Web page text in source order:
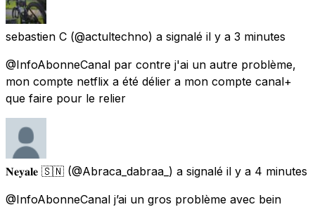
sebastien C (@actultechno) a signalé il y a 3 minutes
@InfoAbonneCanal par contre j'ai un autre problème,
mon compte netflix a été délier a mon compte canal+
que faire pour le relier
𝐍𝐞𝐲𝐚𝐥𝐞 🇸🇳 (@Abraca_dabraa_) a signalé il y a 4 minutes
@InfoAbonneCanal j’ai un gros problème avec bein